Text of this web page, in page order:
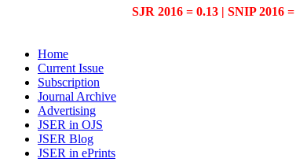
SJR 2016 = 0.13 | SNIP 2016
Home
Current Issue
Subscription
Journal Archive
Advertising
JSER in OJS
JSER Blog
JSER in ePrints